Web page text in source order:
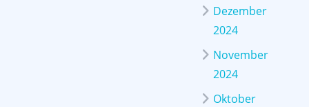
Dezember
2024
November
2024
Oktober